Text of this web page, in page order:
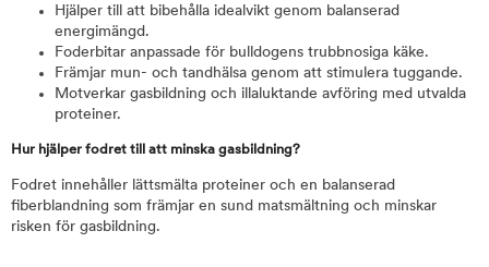
Hjälper till att bibehålla idealvikt genom balanserad
energimängd.
Foderbitar anpassade för bulldogens trubbnosiga käke.
Främjar mun- och tandhälsa genom att stimulera tuggande.
Motverkar gasbildning och illaluktande avföring med utvalda
proteiner.
Hur hjälper fodret till att minska gasbildning?
Fodret innehåller lättsmälta proteiner och en balanserad
fiberblandning som främjar en sund matsmältning och minskar
risken för gasbildning.